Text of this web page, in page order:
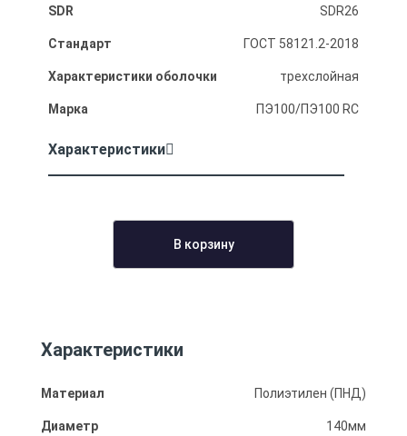
SDR SDR26
Стандарт ГОСТ 58121.2-2018
Характеристики оболочки трехслойная
Марка ПЭ100/ПЭ100 RC
Характеристики
В корзину
Характеристики
Материал Полиэтилен (ПНД)
Диаметр 140мм